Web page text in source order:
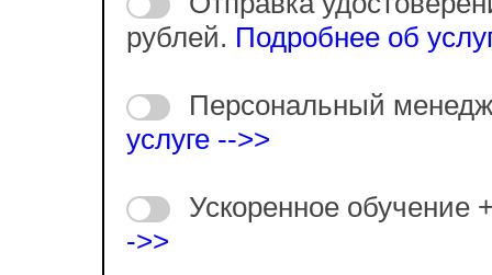
рублей. Подробнее об
Персональный
услуге -->>
Ускоренное обучение
->>